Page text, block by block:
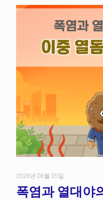
2026년 08월 05일
폭염과 열대야